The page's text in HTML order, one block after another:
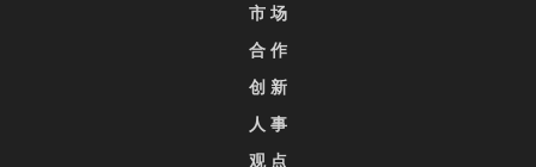
市 场
合 作
创 新
人 事
观 点